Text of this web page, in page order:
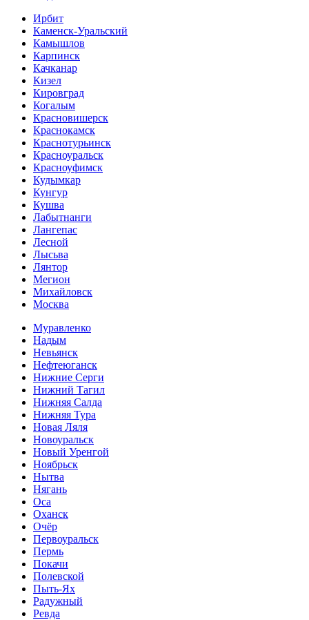
Ирбит
Каменск-Уральский
Камышлов
Карпинск
Качканар
Кизел
Кировград
Когалым
Красновишерск
Краснокамск
Краснотурьинск
Красноуральск
Красноуфимск
Кудымкар
Кунгур
Кушва
Лабытнанги
Лангепас
Лесной
Лысьва
Лянтор
Мегион
Михайловск
Москва
Муравленко
Надым
Невьянск
Нефтеюганск
Нижние Серги
Нижний Тагил
Нижняя Салда
Нижняя Тура
Новая Ляля
Новоуральск
Новый Уренгой
Ноябрьск
Нытва
Нягань
Оса
Оханск
Очёр
Первоуральск
Пермь
Покачи
Полевской
Пыть-Ях
Радужный
Ревда